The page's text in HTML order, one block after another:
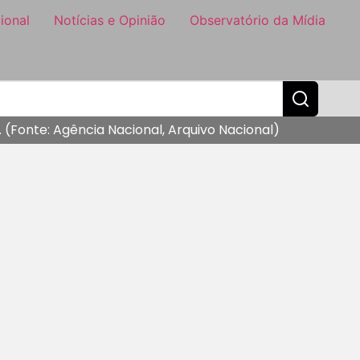
Notícias e Opinião Observatório da Mídia
Agência Nacional, Arquivo Nacional)